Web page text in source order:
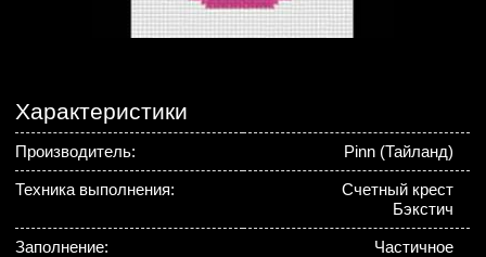
Характеристики
Производитель: Pinn (Тайланд)
Техника выполнения:
Счетный крест
Бэкстич
Заполнение: Частичное